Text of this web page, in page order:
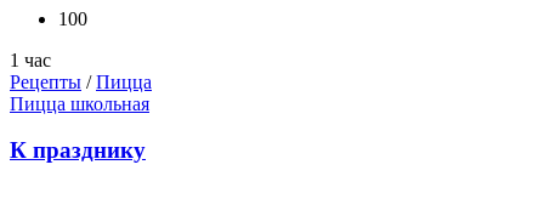
100
1 час
Рецепты /Пицца
Пицца школьная
К празднику